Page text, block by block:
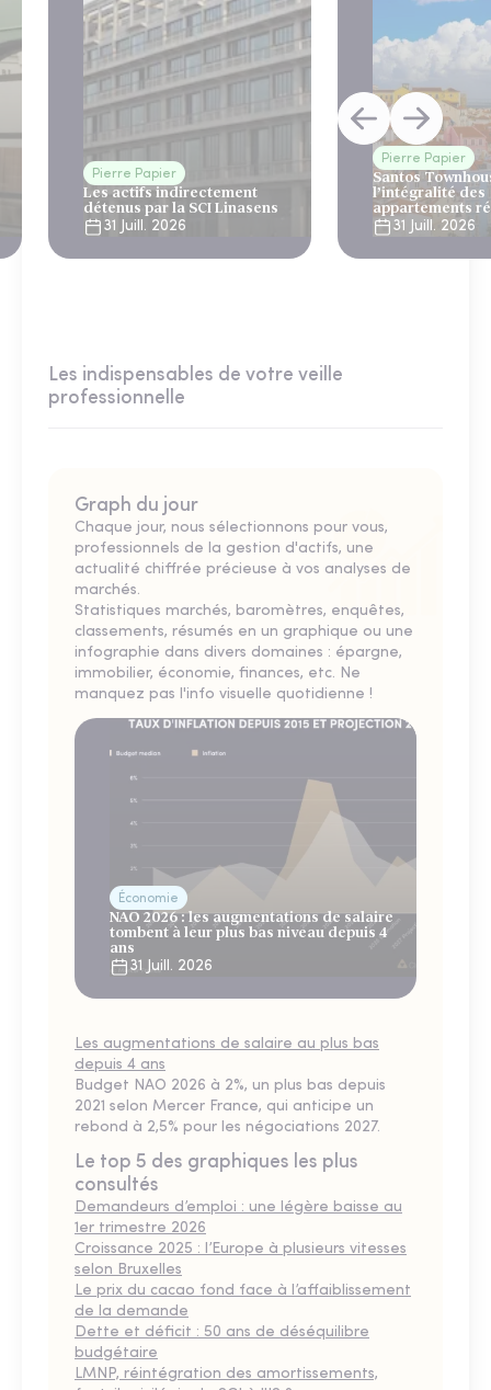
Pierre Papier
Les actifs indirectement
détenus par la SCI Linasens
31 Juill. 2026
Pierre Papier
Santos
l’intégralité des
appartements
Lisbonne
31 Juill. 2026
Les indispensables de votre veille
professionnelle
Graph du jour
Chaque jour, nous sélectionnons pour vous,
professionnels de la gestion d'actifs, une
actualité chiffrée précieuse à vos analyses de
marchés.
Statistiques marchés, baromètres, enquêtes,
classements, résumés en un graphique ou une
infographie dans divers domaines : épargne,
immobilier, économie, finances, etc. Ne
manquez pas l'info visuelle quotidienne !
Économie
NAO 2026 : les augmentations de salaire
tombent à leur plus bas niveau depuis 4
ans
31 Juill. 2026
Les augmentations de salaire au plus bas
depuis 4 ans
Budget NAO 2026 à 2%, un plus bas depuis
2021 selon Mercer France, qui anticipe un
rebond à 2,5% pour les négociations 2027.
Le top 5 des graphiques les plus
consultés
Demandeurs d’emploi : une légère baisse au
1er trimestre 2026
Croissance 2025 : l’Europe à plusieurs vitesses
selon Bruxelles
Le prix du cacao fond face à l’affaiblissement
de la demande
Dette et déficit : 50 ans de déséquilibre
budgétaire
LMNP, réintégration des amortissements,